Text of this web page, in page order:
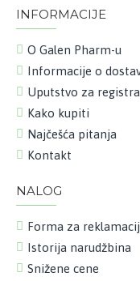
INFORMACIJE
O Galen Pharm-u
Informacije o
Uputstvo za
Kako kupiti
Najčešća pitanja
Kontakt
NALOG
Forma za
Istorija narudžbina
Snižene cene